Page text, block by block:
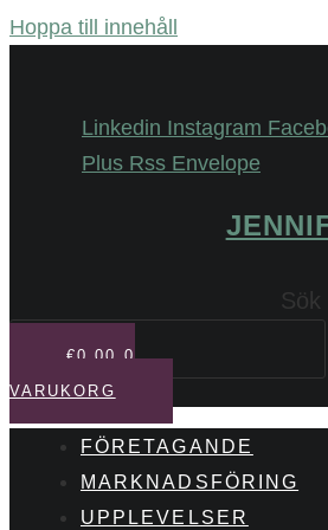
Hoppa till innehåll
Linkedin Instagram
Plus Rss Envelope
Sök
€0,00 0
VARUKORG
FÖRETAGANDE
MARKNADSFÖRING
UPPLEVELSER